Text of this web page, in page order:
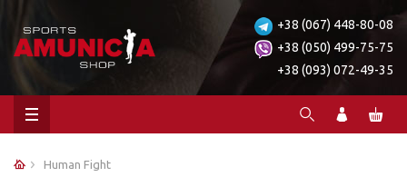
+38 (067) 448-80-08
+38 (050) 499-75-75
+38 (093) 072-49-35
Human Fight